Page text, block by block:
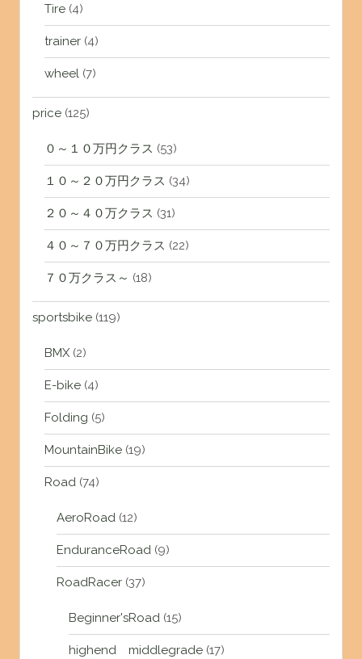
Tire(4)
trainer(4)
wheel(7)
price(125)
０～１０万円クラス (53)
１０～２０万円クラス (34)
２０～４０万クラス (31)
４０～７０万円クラス (22)
７０万クラス～ (18)
sportsbike(119)
BMX(2)
E-bike(4)
Folding (5)
MountainBike(19)
Road(74)
AeroRoad(12)
EnduranceRoad(9)
RoadRacer(37)
Beginner'sRoad(15)
highend middlegrade(17)